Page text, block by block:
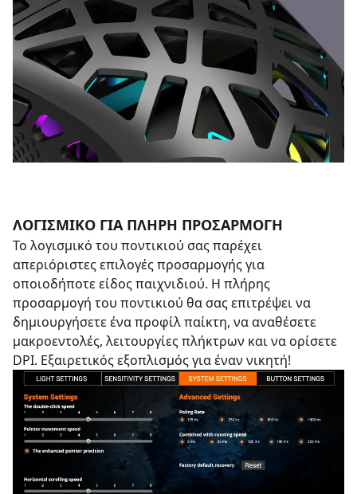
ΛΟΓΙΣΜΙΚΌ ΓΙΑ ΠΛΉΡΗ ΠΡΟΣΑΡΜΟΓΉ
Το λογισμικό του ποντικιού σας παρέχει
απεριόριστες επιλογές προσαρμογής για
οποιοδήποτε είδος παιχνιδιού. Η πλήρης
προσαρμογή του ποντικιού θα σας επιτρέψει να
δημιουργήσετε ένα προφίλ παίκτη, να αναθέσετε
μακροεντολές, λειτουργίες πλήκτρων και να ορίσετε
DPI. Εξαιρετικός εξοπλισμός για έναν νικητή!